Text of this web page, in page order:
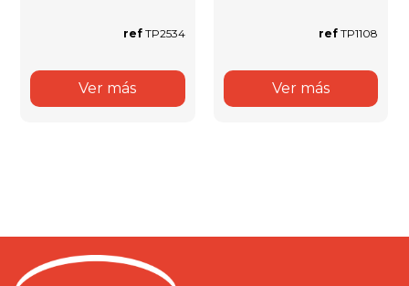
refTP2534
Ver más
ref TP1108
Ver más